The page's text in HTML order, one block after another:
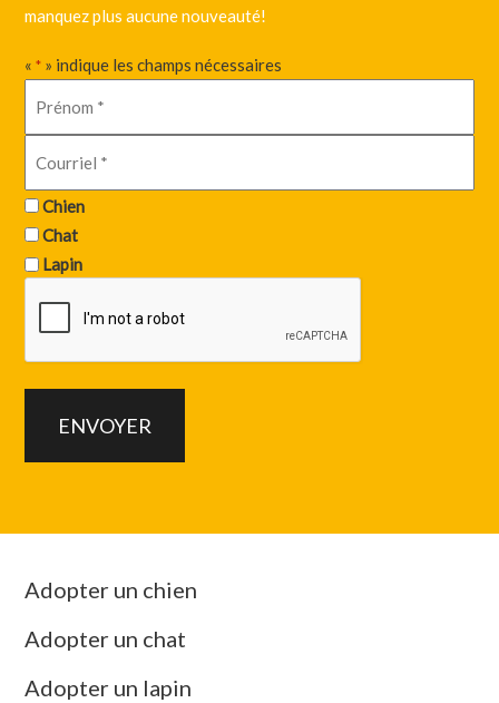
manquez plus aucune nouveauté!
«* » indique les champs nécessaires
Chien
Chat
Lapin
Adopter un chien
Adopter un chat
Adopter un lapin